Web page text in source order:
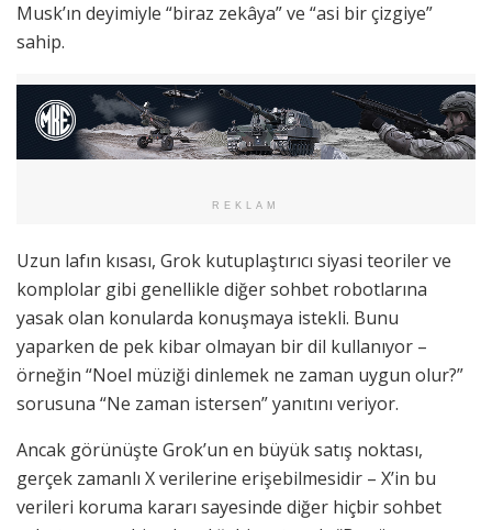
Musk’ın deyimiyle “biraz zekâya” ve “asi bir çizgiye”
sahip.
REKLAM
Uzun lafın kısası, Grok kutuplaştırıcı siyasi teoriler ve
komplolar gibi genellikle diğer sohbet robotlarına
yasak olan konularda konuşmaya istekli. Bunu
yaparken de pek kibar olmayan bir dil kullanıyor –
örneğin “Noel müziği dinlemek ne zaman uygun olur?”
sorusuna “Ne zaman istersen” yanıtını veriyor.
Ancak görünüşte Grok’un en büyük satış noktası,
gerçek zamanlı X verilerine erişebilmesidir – X’in bu
verileri koruma kararı sayesinde diğer hiçbir sohbet